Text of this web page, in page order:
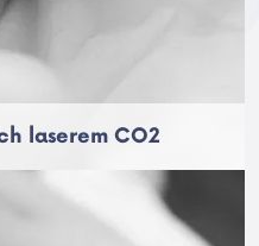
laserem CO2